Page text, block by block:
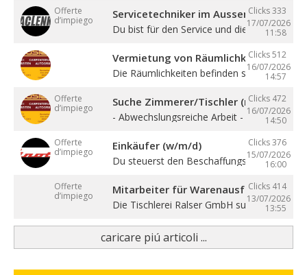
Offerte
d’impiego
Clicks 333
17/07/2026
11:58
Servicetechniker im Aussendienst (w/
Du bist für den Service und die ...
Clicks 512
16/07/2026
14:57
Vermietung von Räumlichkeiten,
Die Räumlichkeiten befinden sich zentral in
Offerte
d’impiego
Clicks 472
16/07/2026
14:50
Suche Zimmerer/Tischler (m/w/d),
- Abwechslungsreiche Arbeit - Sehr gute ...
Offerte
d’impiego
Clicks 376
15/07/2026
16:00
Einkäufer (w/m/d)
Du steuerst den Beschaffungsprozess von
Offerte
d’impiego
Clicks 414
13/07/2026
13:55
Mitarbeiter für Warenausfuhr (m/w/d)
Die Tischlerei Ralser GmbH sucht ...
caricare piú articoli ...